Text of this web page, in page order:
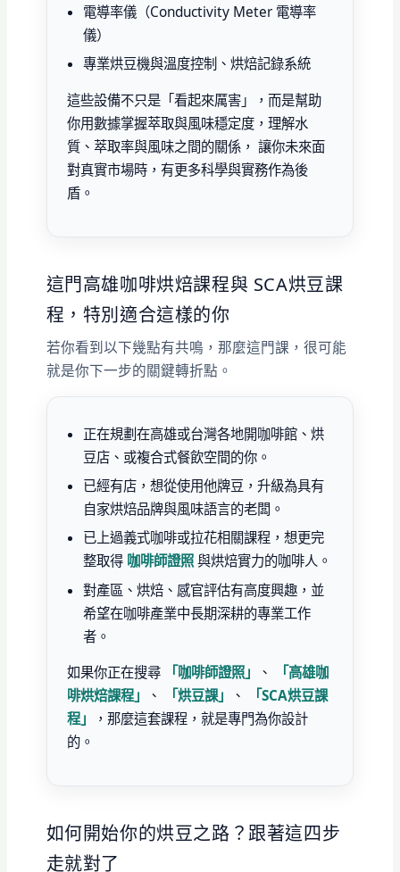
電導率儀（Conductivity Meter 電導率
儀）
專業烘豆機與溫度控制、烘焙記錄系統
這些設備不只是「看起來厲害」，而是幫助
你用數據掌握萃取與風味穩定度，理解水
質、萃取率與風味之間的關係， 讓你未來面
對真實市場時，有更多科學與實務作為後
盾。
這門高雄咖啡烘焙課程與 SCA烘豆課
程，特別適合這樣的你
若你看到以下幾點有共鳴，那麼這門課，很可能
就是你下一步的關鍵轉折點。
正在規劃在高雄或台灣各地開咖啡館、烘
豆店、或複合式餐飲空間的你。
已經有店，想從使用他牌豆，升級為具有
自家烘焙品牌與風味語言的老闆。
已上過義式咖啡或拉花相關課程，想更完
整取得 咖啡師證照與烘焙實力的咖啡人。
對產區、烘焙、感官評估有高度興趣，並
希望在咖啡產業中長期深耕的專業工作
者。
如果你正在搜尋
「咖啡師證照」 、
「高雄咖
啡烘焙課程」
、 「烘豆課」 、
「SCA烘豆課
程」
，那麼這套課程，就是專門為你設計
的。
如何開始你的烘豆之路？跟著這四步
走就對了